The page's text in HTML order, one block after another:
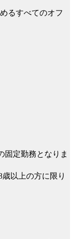
るすべてのオフ
定勤務となりま
以上の方に限り